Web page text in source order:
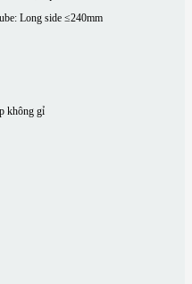
Long side ≤240mm
không gỉ